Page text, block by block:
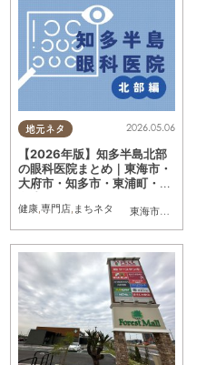
武豊町,美浜町, 南知多町
地元ネタ
東海市
,大府市
2026.05.06
【2026年版】知多半島北部
の眼科医院まとめ｜東海市・
大府市・知多市・東浦町・阿
健康,専門店, まちネタ